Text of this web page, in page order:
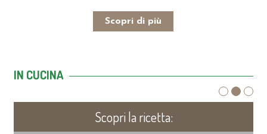
Scopri di più
IN CUCINA
Scopri la ricetta: